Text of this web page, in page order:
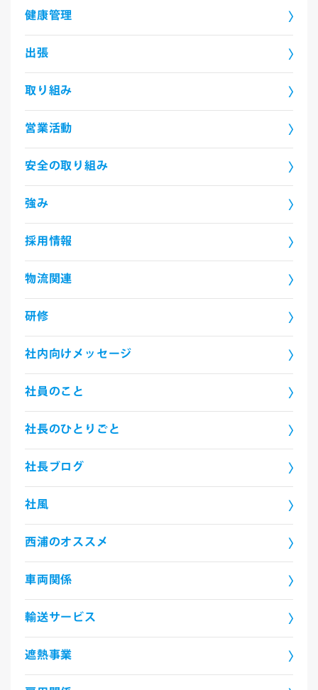
健康管理
出張
取り組み
営業活動
安全の取り組み
強み
採用情報
物流関連
研修
社内向けメッセージ
社員のこと
社長のひとりごと
社長ブログ
社風
西浦のオススメ
車両関係
輸送サービス
遮熱事業